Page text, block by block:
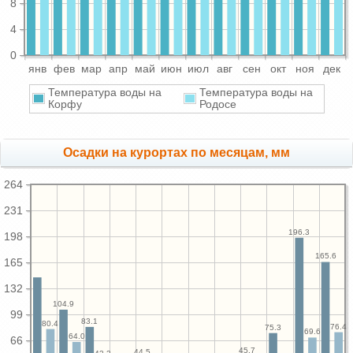
янв фев мар апр май июн июл авг сен окт ноя дек
0
4
8
Температура воды на
Корфу
Температура воды на
Родосе
Осадки на курортах по месяцам, мм
66
99
132
165
198
231
264
165.6
196.3
75.3
45.7
83.1
104.9
76.4
69.6
64.0
80.4